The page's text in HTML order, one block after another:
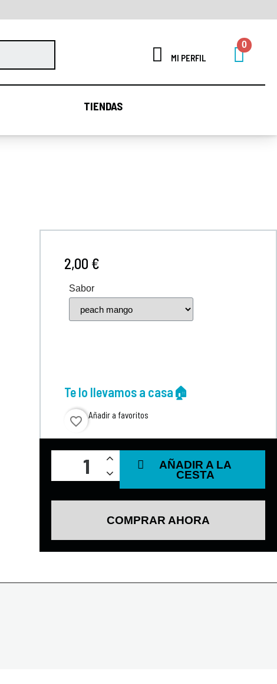
MI PERFIL
TIENDAS
Sabor
2,00 €
Te lo llevamos a casa🏠
favorite_border Añadir a favoritos
AÑADIR A LA
CESTA
COMPRAR AHORA